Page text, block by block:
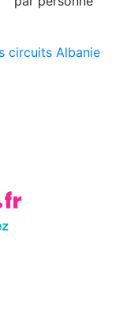
circuits Albanie